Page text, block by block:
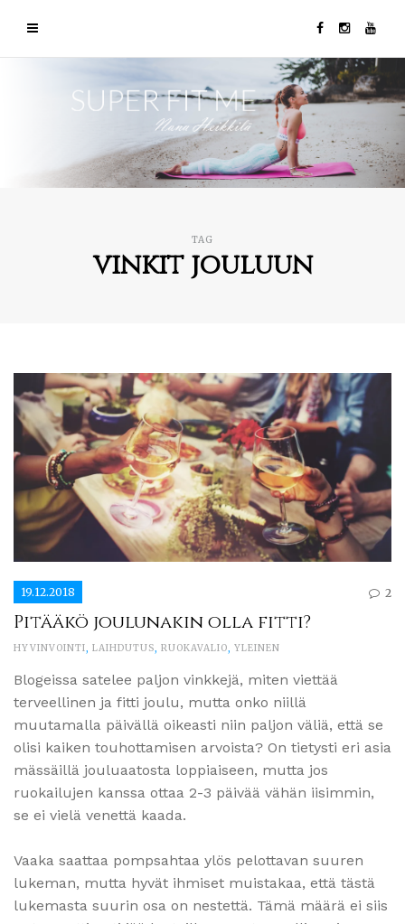
TAG
vinkit jouluun
19.12.2018 2
Pitääkö joulunakin olla fitti?
HYVINVOINTI, LAIHDUTUS, RUOKAVALIO, YLEINEN
Blogeissa satelee paljon vinkkejä, miten viettää
terveellinen ja fitti joulu, mutta onko niillä
muutamalla päivällä oikeasti niin paljon väliä, että se
olisi kaiken touhottamisen arvoista? On tietysti eri asia
mässäillä jouluaatosta loppiaiseen, mutta jos
ruokailujen kanssa ottaa 2-3 päivää vähän iisimmin,
se ei vielä venettä kaada.
Vaaka saattaa pompsahtaa ylös pelottavan suuren
lukeman, mutta hyvät ihmiset muistakaa, että tästä
lukemasta suurin osa on nestettä. Tämä määrä ei siis